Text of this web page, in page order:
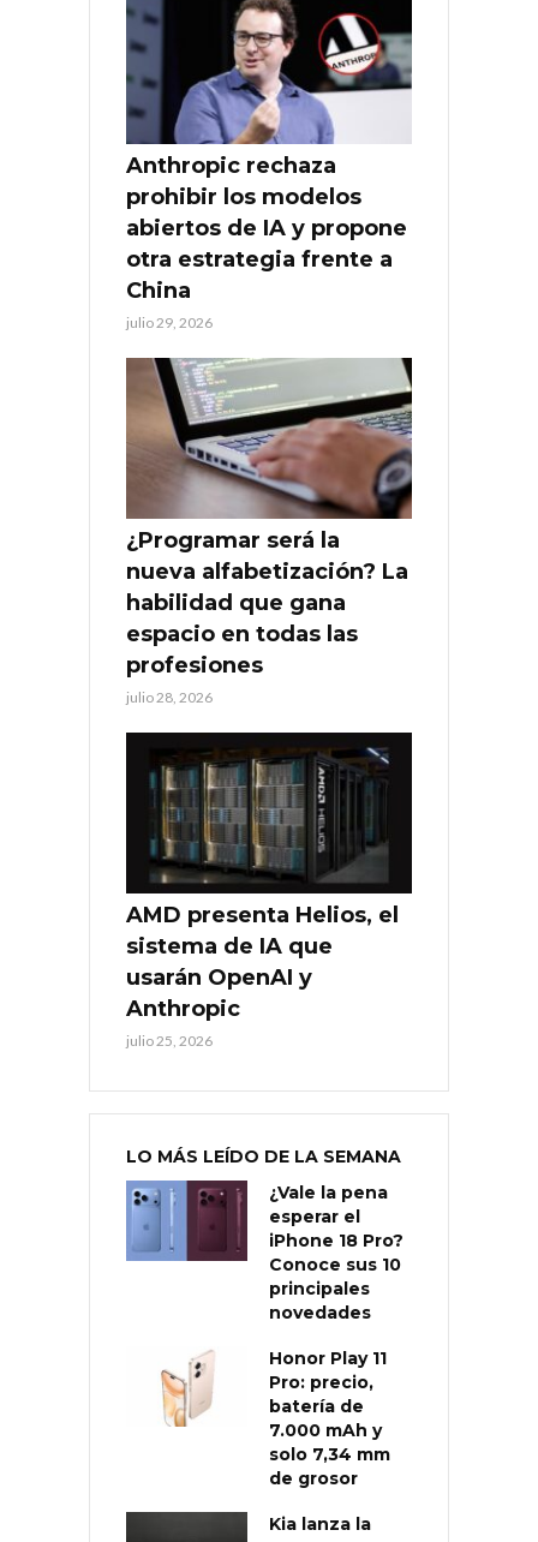
Anthropic rechaza
prohibir los modelos
abiertos de IA y propone
otra estrategia frente a
China
julio 29, 2026
¿Programar será la
nueva alfabetización? La
habilidad que gana
espacio en todas las
profesiones
julio 28, 2026
AMD presenta Helios, el
sistema de IA que
usarán OpenAI y
Anthropic
julio 25, 2026
LO MÁS LEÍDO DE LA SEMANA
¿Vale la pena
esperar el
iPhone 18 Pro?
Conoce sus 10
principales
novedades
Honor Play 11
Pro: precio,
batería de
7.000 mAh y
solo 7,34 mm
de grosor
Kia lanza la